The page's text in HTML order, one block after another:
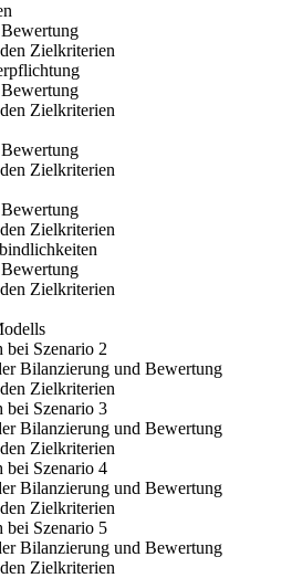
Zielkriterien
Zielkriterien
Zielkriterien
Zielkriterien
Zielkriterien
bei Szenario 2
Bilanzierung und Bewertung
Zielkriterien
bei Szenario 3
Bilanzierung und Bewertung
Zielkriterien
bei Szenario 4
Bilanzierung und Bewertung
Zielkriterien
bei Szenario 5
Bilanzierung und Bewertung
Zielkriterien